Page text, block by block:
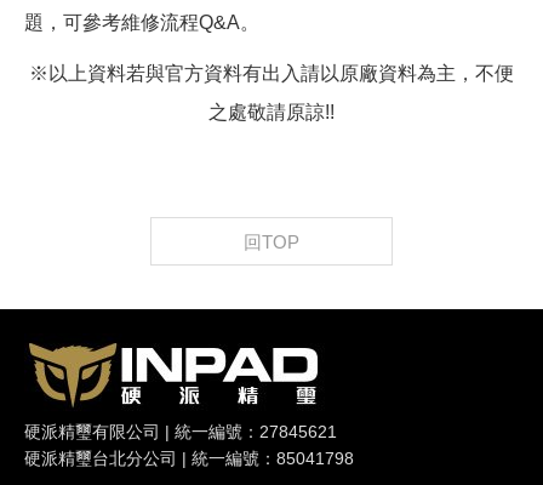
題，可參考維修流程Q&A。
※以上資料若與官方資料有出入請以原廠資料為主，不便
之處敬請原諒!!
回TOP
硬派精璽有限公司 | 統一編號：27845621
硬派精璽台北分公司 | 統一編號：85041798